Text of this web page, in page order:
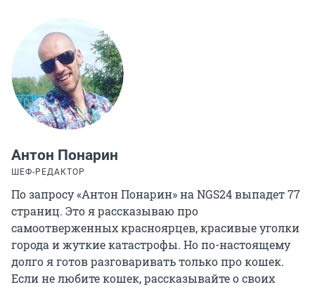
Антон Понарин
ШЕФ-РЕДАКТОР
По запросу «Антон Понарин» на NGS24 выпадет 77
страниц. Это я рассказываю про
самоотверженных красноярцев, красивые уголки
города и жуткие катастрофы. Но по-настоящему
долго я готов разговаривать только про кошек.
Если не любите кошек, рассказывайте о своих